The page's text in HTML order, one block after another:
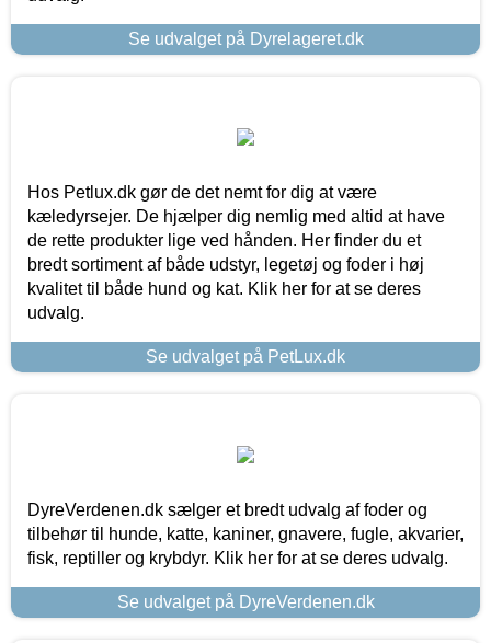
Se udvalget på Dyrelageret.dk
Hos Petlux.dk gør de det nemt for dig at være
kæledyrsejer. De hjælper dig nemlig med altid at have
de rette produkter lige ved hånden. Her finder du et
bredt sortiment af både udstyr, legetøj og foder i høj
kvalitet til både hund og kat. Klik her for at se deres
udvalg.
Se udvalget på PetLux.dk
DyreVerdenen.dk sælger et bredt udvalg af foder og
tilbehør til hunde, katte, kaniner, gnavere, fugle, akvarier,
fisk, reptiller og krybdyr. Klik her for at se deres udvalg.
Se udvalget på DyreVerdenen.dk